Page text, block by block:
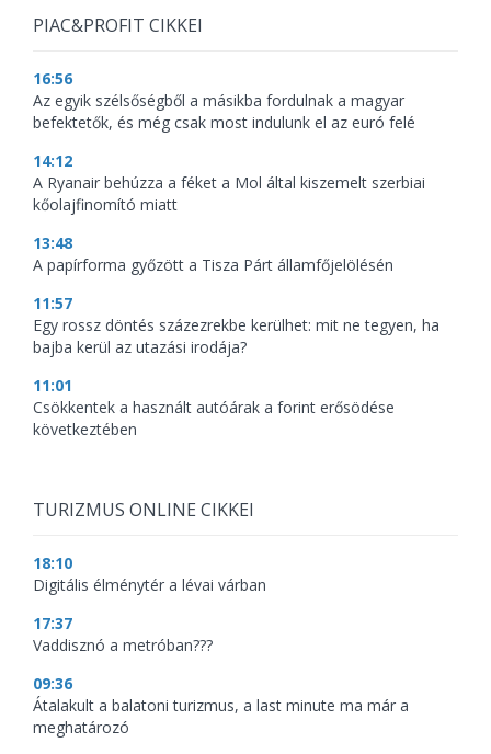
PIAC&PROFIT CIKKEI
16:56
Az egyik szélsőségből a másikba fordulnak a magyar
befektetők, és még csak most indulunk el az euró felé
14:12
A Ryanair behúzza a féket a Mol által kiszemelt szerbiai
kőolajfinomító miatt
13:48
A papírforma győzött a Tisza Párt államfőjelölésén
11:57
Egy rossz döntés százezrekbe kerülhet: mit ne tegyen, ha
bajba kerül az utazási irodája?
11:01
Csökkentek a használt autóárak a forint erősödése
következtében
TURIZMUS ONLINE CIKKEI
18:10
Digitális élménytér a lévai várban
17:37
Vaddisznó a metróban???
09:36
Átalakult a balatoni turizmus, a last minute ma már a
meghatározó